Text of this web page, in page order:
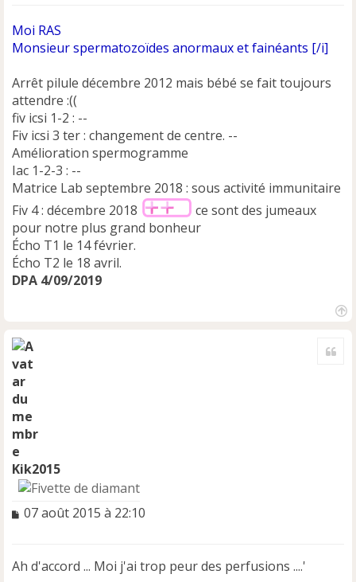
o
n
Moi RAS
Monsieur spermatozoïdes anormaux et fainéants [/i]
Arrêt pilule décembre 2012 mais bébé se fait toujours
attendre :((
fiv icsi 1-2 : --
Fiv icsi 3 ter : changement de centre. --
Amélioration spermogramme
Iac 1-2-3 : --
Matrice Lab septembre 2018 : sous activité immunitaire
Fiv 4 : décembre 2018
ce sont des jumeaux
pour notre plus grand bonheur
Écho T1 le 14 février.
Écho T2 le 18 avril.
DPA 4/09/2019
Kik2015
M
s
a
07 août 2015 à 22:10
Ah d'accord ... Moi j'ai trop peur des perfusions ....'